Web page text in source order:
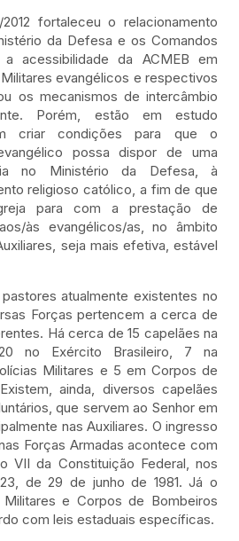
fortaleceu o relacionamento
da Defesa e os Comandos
acessibilidade da ACMEB em
evangélicos e respectivos
os mecanismos de intercâmbio
Porém, estão em estudo
criar condições para que o
possa dispor de uma
no Ministério da Defesa, à
religioso católico, a fim de que
para com a prestação de
às evangélicos/as, no âmbito
seja mais efetiva, estável
atualmente existentes no
Forças pertencem a cerca de
Há cerca de 15 capelães na
no Exército Brasileiro, 7 na
Militares e 5 em Corpos de
ainda, diversos capelães
que servem ao Senhor em
nas Auxiliares. O ingresso
Forças Armadas acontece com
VII da Constituição Federal, nos
de 29 de junho de 1981. Já o
e Corpos de Bombeiros
com leis esta­duais específicas.